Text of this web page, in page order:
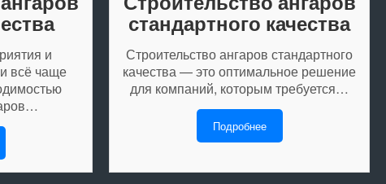
и
всё чаще
стандартного качества
Строительство ангаров стандартного
качества — это оптимальное решение
для компаний, которым требуется…
Подробнее